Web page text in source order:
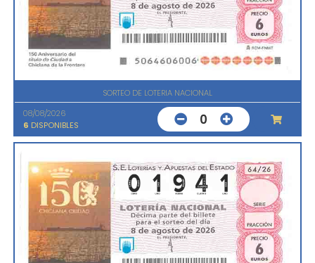
SORTEO DE LOTERIA NACIONAL
08/08/2026
6 DISPONIBLES 0